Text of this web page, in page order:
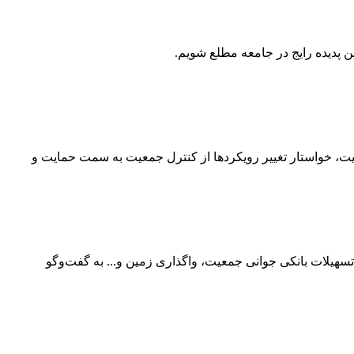
پدیده رایج در جامعه مطلع شویم.
خواستار تغییر رویکردها از کنترل جمعیت به سمت حمایت و
بانکی جوانی جمعیت، واگذاری زمین و... به گفت‌وگو